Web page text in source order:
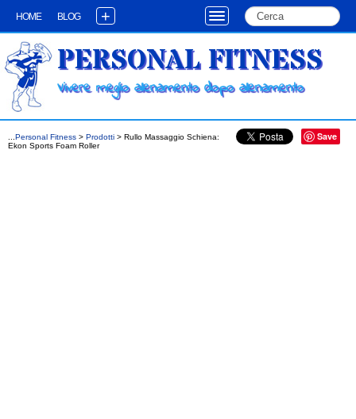
HOME BLOG +
PERSONAL FITNESS
Vivere meglio allenamento dopo allenamento
Save
Personal Fitness > Prodotti > Rullo Massaggio Schiena:
Ekon Sports Foam Roller